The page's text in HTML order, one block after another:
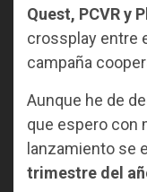
Quest, PCVR y
crossplay entre
campaña
Aunque he de
que espero con
lanzamiento se
trimestre del